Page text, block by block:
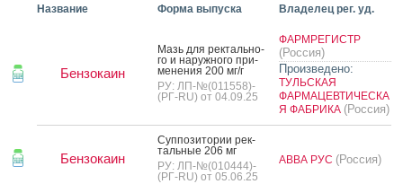
Название Форма выпуска Владелец рег. уд.
Бензокаин
Мазь для рек­таль­но­
го и на­руж­но­го при­
мене­ния 200 мг/г
РУ: ЛП-№(011558)-
(РГ-RU) от 04.09.25
ФАРМРЕГИСТР
(Россия)
Произведено:
ТУЛЬСКАЯ
ФАРМАЦЕВТИЧЕСКА
Я ФАБРИКА (Россия)
Бензокаин
Суп­по­зито­рии рек­
таль­ные 206 мг
РУ: ЛП-№(010444)-
(РГ-RU) от 05.06.25
АВВА РУС (Россия)